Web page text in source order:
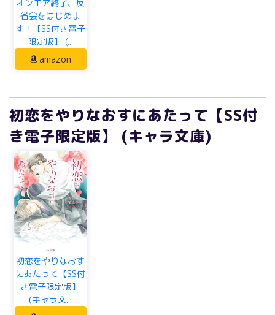
オンエア終了、反
省会をはじめま
す！【SS付き電子
限定版】 (...
amazon
初恋をやりなおすにあたって【SS付
き電子限定版】 (キャラ文庫)
初恋をやりなおす
にあたって【SS付
き電子限定版】
(キャラ文...